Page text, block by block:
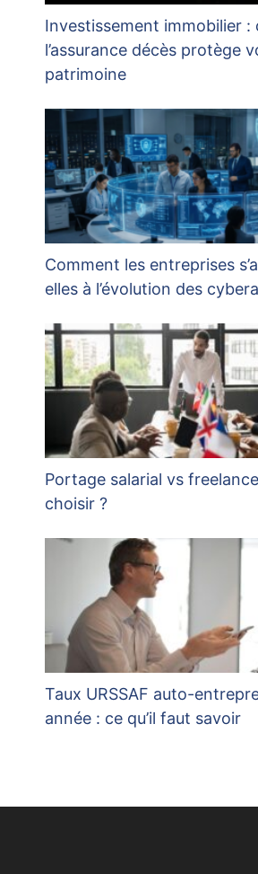
Investissement immobilier :
l’assurance décès protège
patrimoine
Comment les entreprises
elles à l’évolution des
Portage salarial vs
choisir ?
Taux URSSAF auto-
année : ce qu’il faut savoir